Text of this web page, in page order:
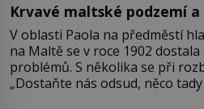
Krvavé maltské podzemí
V oblasti Paola na předměstí
na Maltě se v roce 1902
problémů. S několika se při
„Dostaňte nás odsud, něco tady